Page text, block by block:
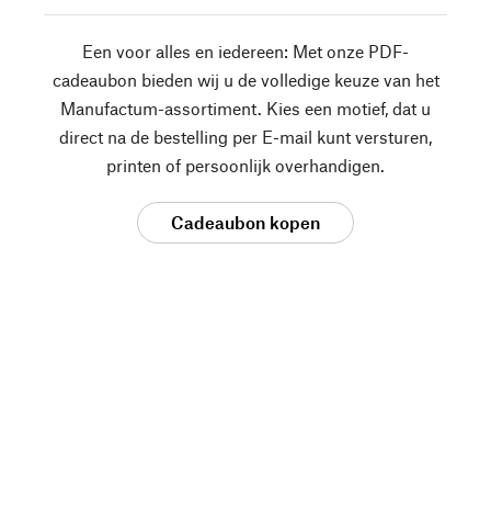
Een voor alles en iedereen: Met onze PDF-
cadeaubon bieden wij u de volledige keuze van het
Manufactum-assortiment. Kies een motief, dat u
direct na de bestelling per E-mail kunt versturen,
printen of persoonlijk overhandigen.
Cadeaubon kopen